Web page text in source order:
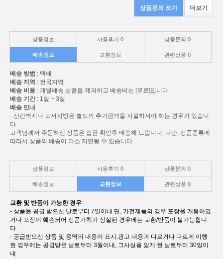
상품문의 쓰기 더보기
상품정보 사용후기0 상품문의0
배송정보 교환정보 관련상품0
배송 방법 : 택배
배송 지역 : 전국지역
배송 비용 : 개별배송 상품을 제외하고 배송비는 [무료]입니다.
배송 기간: 1일 ~ 3일
배송 안내
- 산간벽지나 도서지방은 별도의 추가금액을 지불하셔야 하는 경우가 있습니
다.
고객님께서 주문하신 상품은 입금 확인후 배송해 드립니다. 다만, 상품종류에
따라서 상품의 배송이 다소 지연될 수 있습니다.
상품정보 사용후기0 상품문의0
배송정보 교환정보 관련상품0
교환 및 반품이 가능한 경우
- 상품을 공급 받으신 날로부터 7일이내 단, 가전제품의 경우 포장을 개봉하였
거나 포장이 훼손되어 상품가치가 상실된 경우에는 교환/반품이 불가능합니
다.
- 공급받으신 상품 및 용역의 내용이 표시.광고 내용과 다르거나 다르게 이행
된 경우에는 공급받은 날로부터 3월이내, 그사실을 알게 된 날로부터 30일이
내